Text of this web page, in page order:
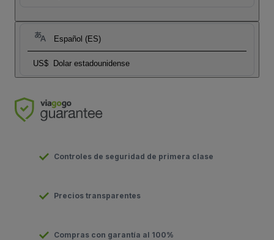
Español (ES)
US$ Dolar estadounidense
Controles de seguridad de primera clase
Precios transparentes
Compras con garantía al 100%